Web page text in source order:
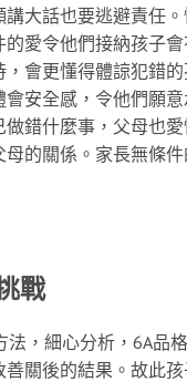
大話也要逃避責任
的愛令他們接納孩子
會更懂得體諒犯錯
會安全感，令他們願
錯什麼事，父母也
的關係。家長無條
戰
法，細心分析，6A品
善關後的結果。故此